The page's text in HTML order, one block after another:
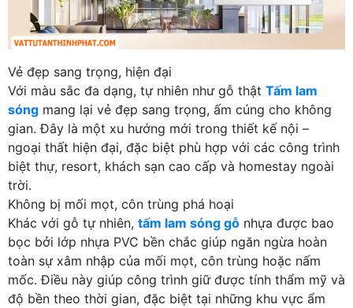
Vẻ đẹp sang trọng, hiện đại
Với màu sắc đa dạng, tự nhiên như gỗ thật Tấm lam
sóng mang lại vẻ đẹp sang trọng, ấm cúng cho không
gian. Đây là một xu hướng mới trong thiết kế nội –
ngoại thất hiện đại, đặc biệt phù hợp với các công trình
biệt thự, resort, khách sạn cao cấp và homestay ngoài
trời.
Không bị mối mọt, côn trùng phá hoại
Khác với gỗ tự nhiên, tấm lam sóng gỗ nhựa được bao
bọc bởi lớp nhựa PVC bền chắc giúp ngăn ngừa hoàn
toàn sự xâm nhập của mối mọt, côn trùng hoặc nấm
mốc. Điều này giúp công trình giữ được tính thẩm mỹ và
độ bền theo thời gian, đặc biệt tại những khu vực ẩm